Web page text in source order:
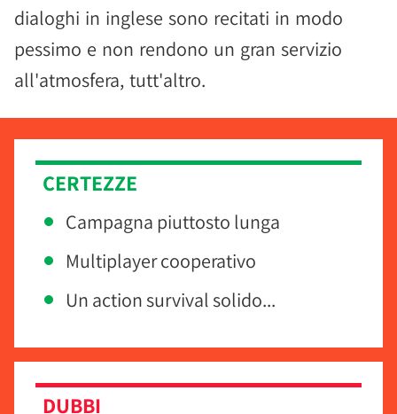
dialoghi in inglese sono recitati in modo
pessimo e non rendono un gran servizio
all'atmosfera, tutt'altro.
CERTEZZE
Campagna piuttosto lunga
Multiplayer cooperativo
Un action survival solido...
DUBBI